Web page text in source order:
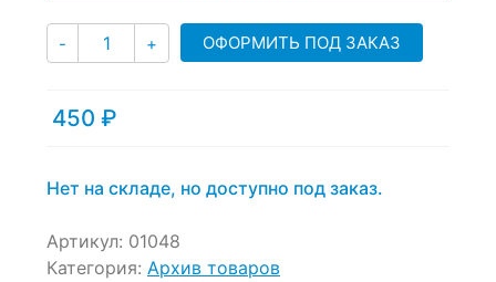
ratings
- Количество
+ ОФОРМИТЬ ПОД ЗАКАЗ
450 ₽
Нет на складе, но доступно под заказ.
Артикул: 01048
Категория: Архив товаров